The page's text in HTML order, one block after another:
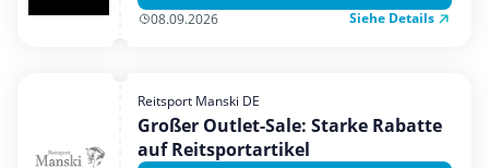
Shopping
Urlaub & Reise
08.09.2026 Siehe Details
Reitsport Manski DE
Großer Outlet-Sale: Starke Rabatte
auf Reitsportartikel